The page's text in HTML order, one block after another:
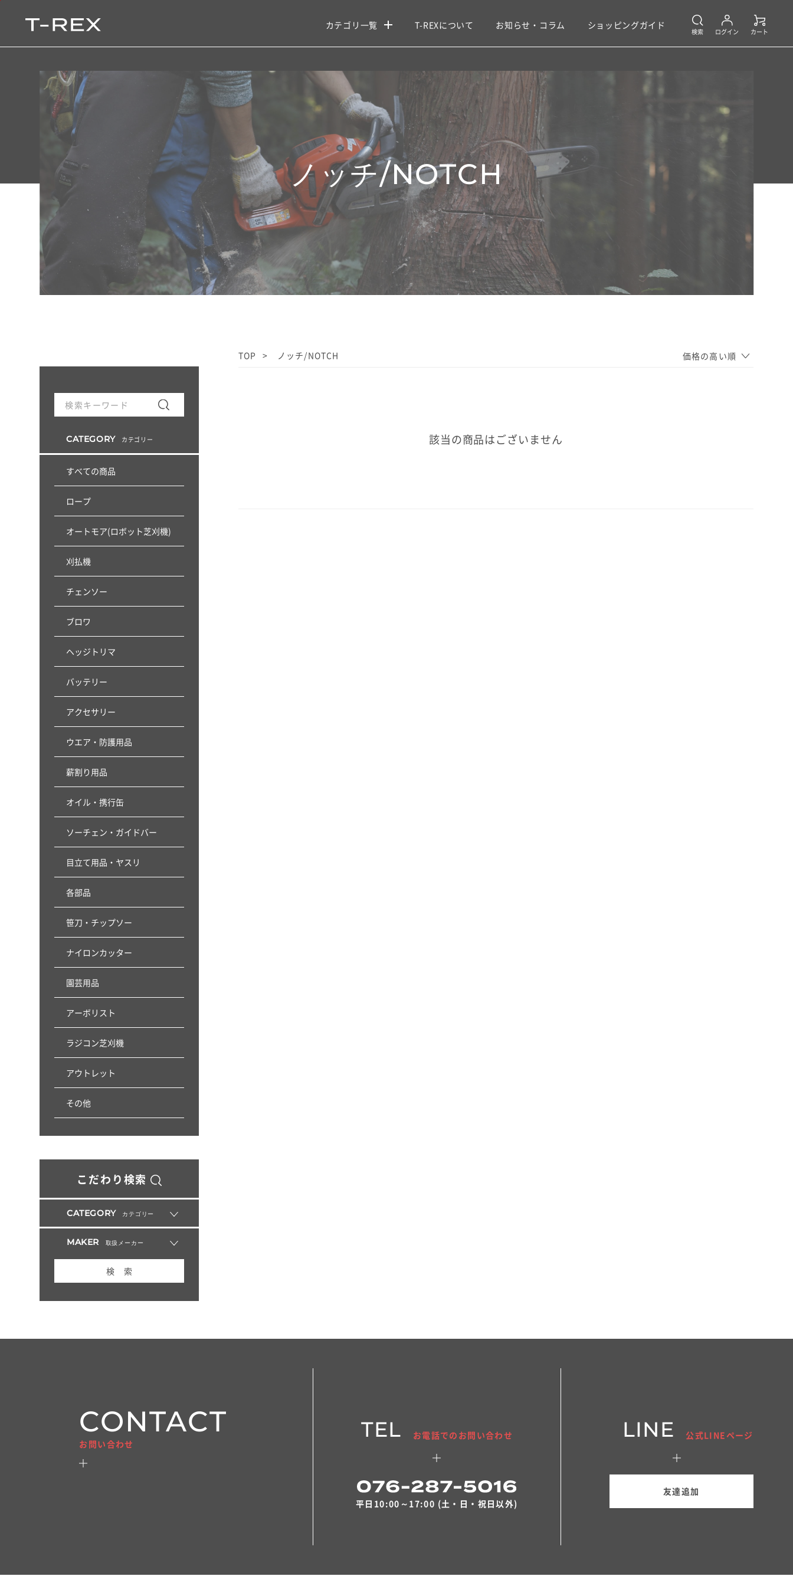
カテゴリ一覧 T-REXについて お知らせ・コラム ショッピングガイド
検索 ログイン カート
ノッチ/NOTCH
CATEGORY カテゴリー
すべての商品
ロープ
オートモア(ロボット芝刈機)
刈払機
チェンソー
ブロワ
ヘッジトリマ
バッテリー
アクセサリー
ウエア・防護用品
薪割り用品
オイル・携行缶
ソーチェン・ガイドバー
目立て用品・ヤスリ
各部品
笹刀・チップソー
ナイロンカッター
園芸用品
アーボリスト
ラジコン芝刈機
アウトレット
その他
こだわり検索
CATEGORY カテゴリー
MAKER 取扱メーカー
検 索
TOP ノッチ/NOTCH 価格の高い順
該当の商品はございません
CONTACT
お問い合わせ
TEL お電話でのお問い合わせ
平日10:00～17:00 (土・日・祝日以外)
LINE 公式LINEページ
友達追加